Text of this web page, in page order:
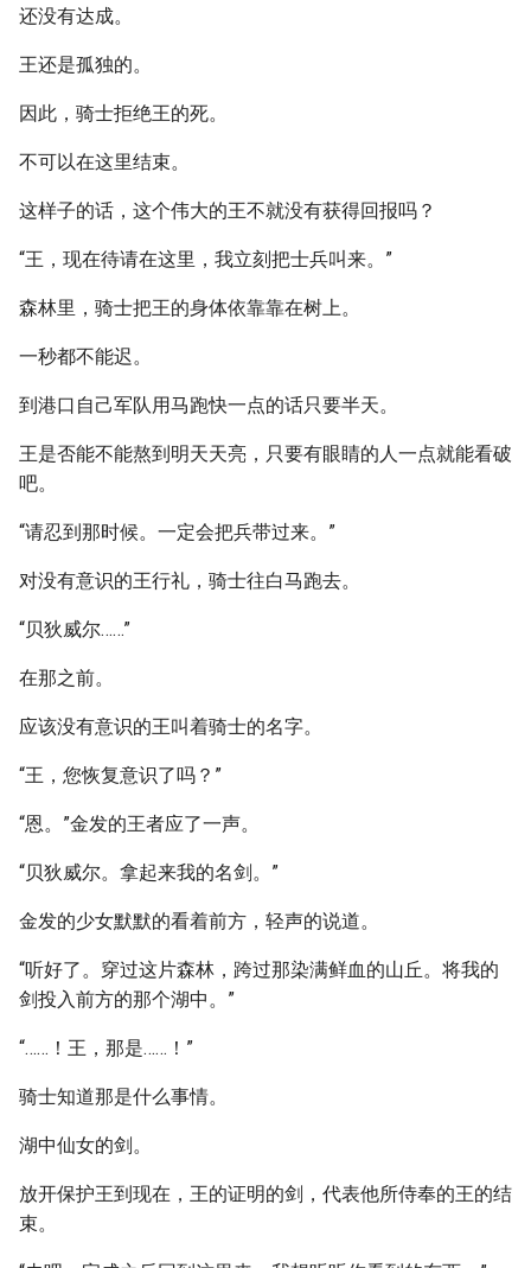
还没有达成。
王还是孤独的。
因此，骑士拒绝王的死。
不可以在这里结束。
这样子的话，这个伟大的王不就没有获得回报吗？
“王，现在待请在这里，我立刻把士兵叫来。”
森林里，骑士把王的身体依靠靠在树上。
一秒都不能迟。
到港口自己军队用马跑快一点的话只要半天。
王是否能不能熬到明天天亮，只要有眼睛的人一点就能看破
吧。
“请忍到那时候。一定会把兵带过来。”
对没有意识的王行礼，骑士往白马跑去。
“贝狄威尔……”
在那之前。
应该没有意识的王叫着骑士的名字。
“王，您恢复意识了吗？”
“恩。”金发的王者应了一声。
“贝狄威尔。拿起来我的名剑。”
金发的少女默默的看着前方，轻声的说道。
“听好了。穿过这片森林，跨过那染满鲜血的山丘。将我的
剑投入前方的那个湖中。”
“……！王，那是……！”
骑士知道那是什么事情。
湖中仙女的剑。
放开保护王到现在，王的证明的剑，代表他所侍奉的王的结
束。